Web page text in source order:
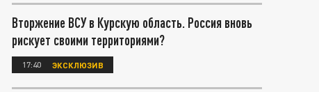
Вторжение ВСУ в Курскую область. Россия вновь
рискует своими территориями?
17:40 ЭКСКЛЮЗИВ